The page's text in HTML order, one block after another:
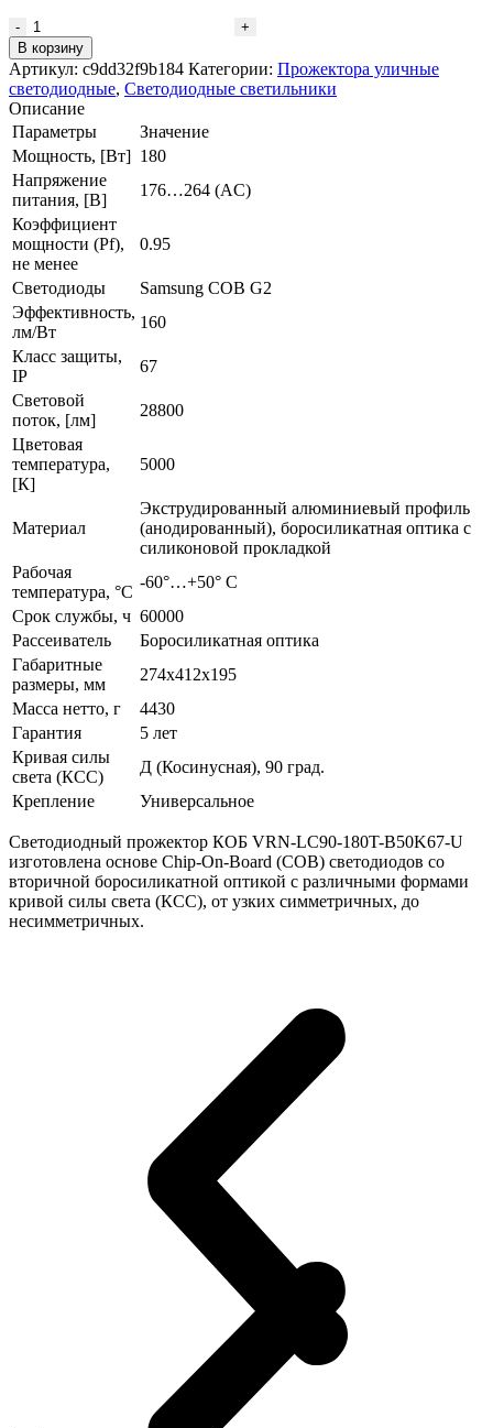
Количество
товара
Светодиодный
прожектор
КОБ
LC90-
180T-
B50K67-
U
В корзину
Артикул: c9dd32f9b184 Категории: Прожектора уличные
светодиодные, Светодиодные светильники
Описание
Параметры
Значение
Мощность, [Вт] 180
Напряжение
питания, [В]
176…264 (AС)
Коэффициент
мощности (Pf),
не менее
0.95
Светодиоды
Samsung COB G2
Эффективность,
лм/Вт
160
Класс защиты,
IP
67
Световой
поток, [лм]
28800
Цветовая
температура,
[К]
5000
Материал
Экструдированный алюминиевый профиль
(анодированный), боросиликатная оптика с
силиконовой прокладкой
Рабочая
температура, °C
-60°…+50° С
Срок службы, ч 60000
Рассеиватель
Боросиликатная оптика
Габаритные
размеры, мм
274х412х195
Масса нетто, г
4430
Гарантия
5 лет
Кривая силы
света (КСС)
Д (Косинусная), 90 град.
Крепление
Универсальное
Светодиодный прожектор КОБ VRN-LC90-180T-B50K67-U
изготовлена основе Chip-On-Board (COB) светодиодов со
вторичной боросиликатной оптикой с различными формами
кривой силы света (КСС), от узких симметричных, до
несимметричных.